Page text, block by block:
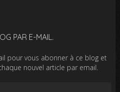
PAR E-MAIL.
pour vous abonner à ce blog et
nouvel article par email.